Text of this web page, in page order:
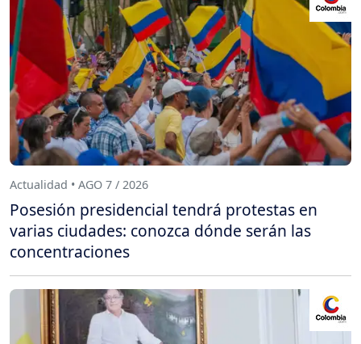
Actualidad • AGO 7 / 2026
Posesión presidencial tendrá protestas en
varias ciudades: conozca dónde serán las
concentraciones